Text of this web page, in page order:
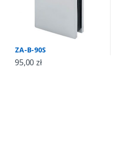
ZA-B-90S
95,00 zł